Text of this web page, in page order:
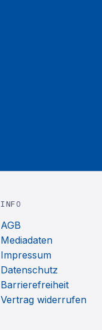
INFO
AGB
Mediadaten
Impressum
Datenschutz
Barrierefreiheit
Vertrag widerrufen